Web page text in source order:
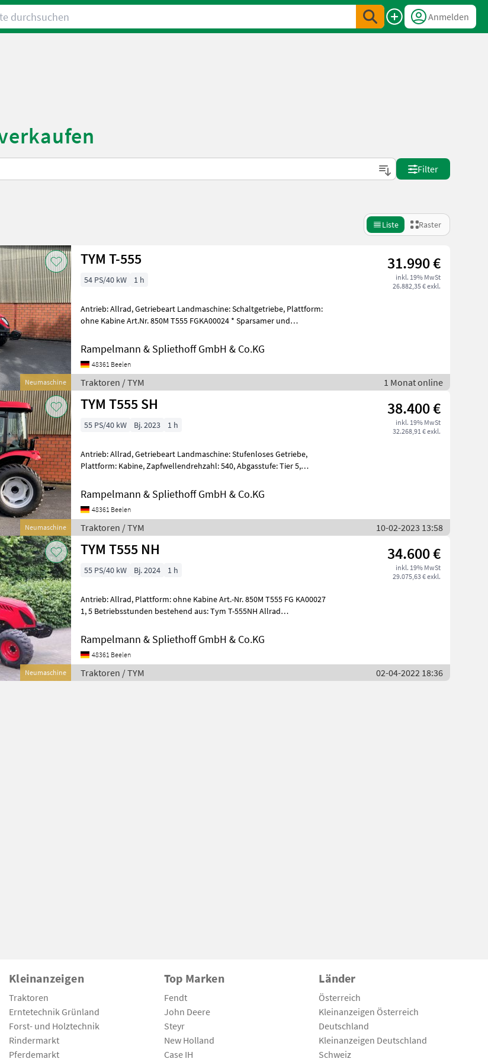
Anmelden
Filter
Liste Raster
Neumaschine
TYM T-555 31.990 €
inkl. 19% MwSt
26.882,35 € exkl.
54 PS/40 kW 1 h
Antrieb: Allrad, Getriebeart Landmaschine: Schaltgetriebe, Plattform:
ohne Kabine Art.Nr. 850M T555 FGKA00024 * Sparsamer und
Rampelmann & Spliethoff GmbH & Co.KG
48361 Beelen
Traktoren / TYM 1 Monat online
Neumaschine
TYM T555 SH 38.400 €
inkl. 19% MwSt
32.268,91 € exkl.
55 PS/40 kW Bj. 2023 1 h
Antrieb: Allrad, Getriebeart Landmaschine: Stufenloses Getriebe,
Plattform: Kabine, Zapfwellendrehzahl: 540, Abgasstufe: Tier 5,
Rampelmann & Spliethoff GmbH & Co.KG
48361 Beelen
Traktoren / TYM 10-02-2023 13:58
Neumaschine
TYM T555 NH 34.600 €
inkl. 19% MwSt
29.075,63 € exkl.
55 PS/40 kW Bj. 2024 1 h
Antrieb: Allrad, Plattform: ohne Kabine Art.-Nr. 850M T555 FG KA00027
1, 5 Betriebsstunden bestehend aus: Tym T-555NH Allrad
Rampelmann & Spliethoff GmbH & Co.KG
48361 Beelen
Traktoren / TYM 02-04-2022 18:36
Kleinanzeigen
Traktoren
Erntetechnik Grünland
Forst- und Holztechnik
Rindermarkt
Pferdemarkt
Top Marken
Fendt
John Deere
Steyr
New Holland
Case IH
Länder
Österreich
Kleinanzeigen Österreich
Deutschland
Kleinanzeigen Deutschland
Schweiz